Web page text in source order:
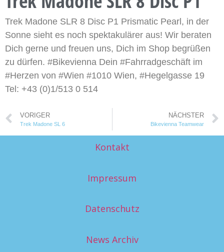
Trek Madone SLR 8 Disc P1 Prismatic Pearl, in der
Sonne sieht es noch spektakulärer aus! Wir beraten
Dich gerne und freuen uns, Dich im Shop begrüßen
zu dürfen. #Bikevienna Dein #Fahrradgeschäft im
#Herzen von #Wien #1010 Wien, #Hegelgasse 19
Tel: +43 (0)1/513 0 514
VORIGER
Trek Madone SL 6
NÄCHSTER
Bikevienna Teamwear
Kontakt
Impressum
Datenschutz
News Archiv